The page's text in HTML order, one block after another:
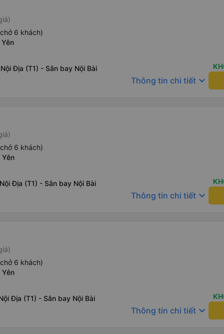
6 khách)
Địa (T1) - Sân bay Nội Bài
Thông tin chi tiết keyboard_arrow_down
6 khách)
Địa (T1) - Sân bay Nội Bài
Thông tin chi tiết keyboard_arrow_down
6 khách)
Địa (T1) - Sân bay Nội Bài
Thông tin chi tiết keyboard_arrow_down